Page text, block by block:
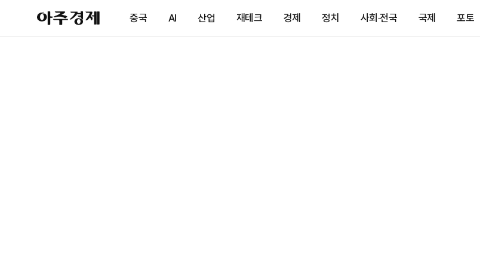
아
주
제
중국 AI 산업 재테크 경제 정치 사회·전국 국제 포토